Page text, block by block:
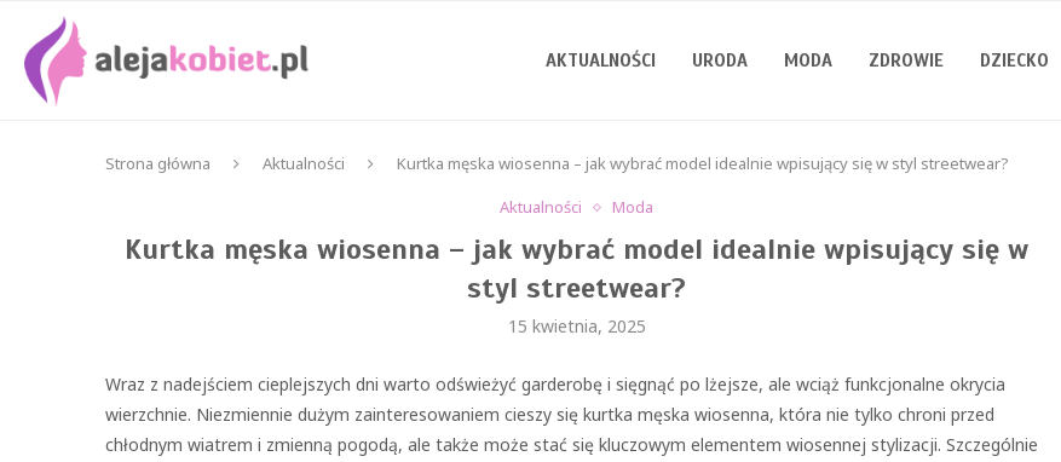
AKTUALNOŚCI URODA MODA ZDROWIE DZIECKO
Strona główna Aktualności
Kurtka męska wiosenna – jak wybrać model idealnie wpisujący się w styl streetwear?
Aktualności
Moda
Kurtka męska wiosenna – jak wybrać model idealnie wpisujący się w
styl streetwear?
15 kwietnia, 2025
Wraz z nadejściem cieplejszych dni warto odświeżyć garderobę i sięgnąć po lżejsze, ale wciąż funkcjonalne okrycia
wierzchnie. Niezmiennie dużym zainteresowaniem cieszy się kurtka męska wiosenna, która nie tylko chroni przed
chłodnym wiatrem i zmienną pogodą, ale także może stać się kluczowym elementem wiosennej stylizacji. Szczególnie